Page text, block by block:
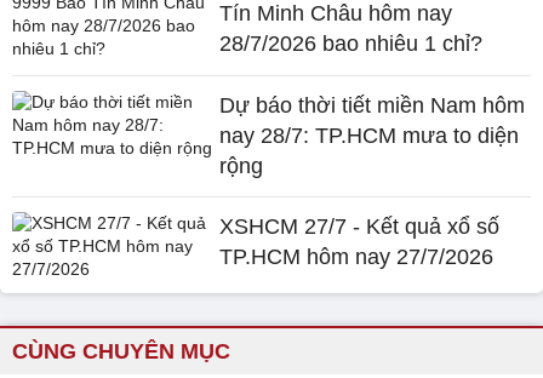
Tín Minh Châu hôm nay
28/7/2026 bao nhiêu 1 chỉ?
Dự báo thời tiết miền Nam hôm
nay 28/7: TP.HCM mưa to diện
rộng
XSHCM 27/7 - Kết quả xổ số
TP.HCM hôm nay 27/7/2026
CÙNG CHUYÊN MỤC